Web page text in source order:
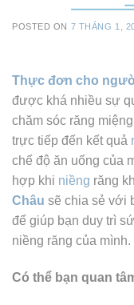
POSTED ON 7 THÁNG 1,
Thực đơn cho
được khá nhiều sự
chăm sóc răng
trực tiếp đến kết quả
chế độ ăn uống của
hợp khi niềng răng
Châu sẽ chia sẻ với
để giúp bạn duy trì
niềng răng của mình.
Có thể bạn quan